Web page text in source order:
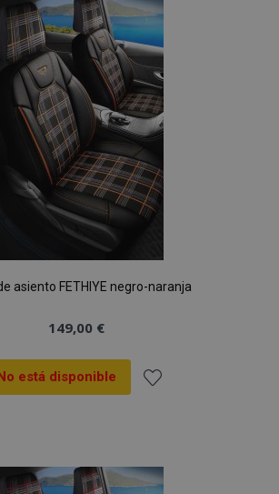
Lista
de
Deseos
asiento FETHIYE negro-naranja
149,00 €
está disponible
Lista